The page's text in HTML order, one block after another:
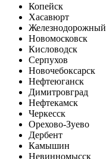
Копейск
Хасавюрт
Железнодорожный
Новомосковск
Кисловодск
Серпухов
Новочебоксарск
Нефтеюганск
Димитровград
Нефтекамск
Черкесск
Орехово-Зуево
Дербент
Камышин
Невинномысск